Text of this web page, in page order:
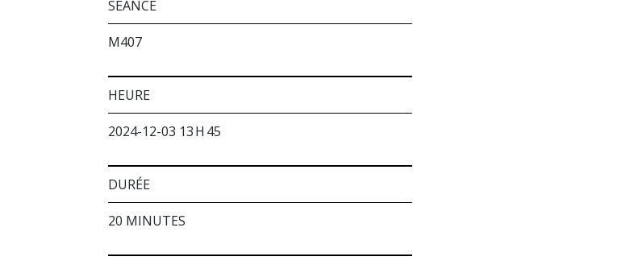
SÉANCE
M407
HEURE
2024-12-03 13 H 45
DURÉE
20 MINUTES